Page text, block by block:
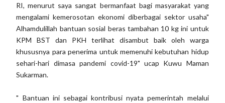
RI, menurut saya sangat bermanfaat bagi masyarakat yang
mengalami kemerosotan ekonomi diberbagai sektor usaha"
Alhamdulillah bantuan sosial beras tambahan 10 kg ini untuk
KPM BST dan PKH terlihat disambut baik oleh warga
khususnya para penerima untuk memenuhi kebutuhan hidup
sehari-hari dimasa pandemi covid-19" ucap Kuwu Maman
Sukarman.
" Bantuan ini sebagai kontribusi nyata pemerintah melalui